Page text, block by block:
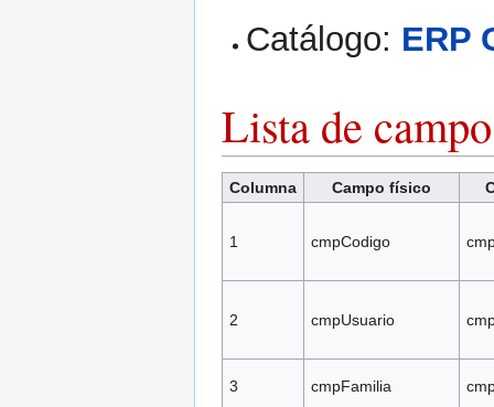
Catálogo: ERP
Lista de
Columna Campo físico
1 cmpCodigo
2 cmpUsuario
3 cmpFamilia